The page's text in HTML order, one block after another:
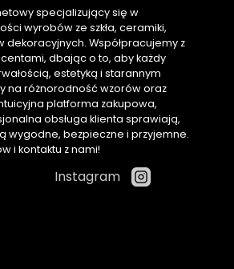
specjalizujący się w
wyrobów ze szkła, ceramiki,
Współpracujemy z
dbając o to, aby każdy
estetyką i starannym
na różnorodność wzorów oraz
platforma zakupowa,
obsługa klienta sprawiają,
wygodne, bezpieczne i przyjemne.
i kontaktu z nami!
Instagram